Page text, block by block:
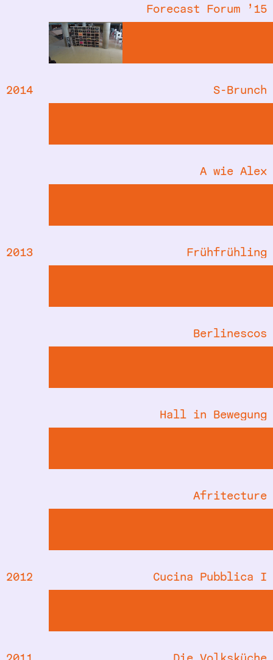
Forecast Forum ’15
2014 S-Brunch
A wie Alex
2013 Frühfrühling
Berlinescos
Hall in Bewegung
Afritecture
2012 Cucina Pubblica I